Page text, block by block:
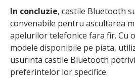
In concluzie, castile Bluetooth
convenabile pentru ascultarea
apelurilor telefonice fara fir. Cu
modele disponibile pe piata,
usurinta castile Bluetooth
preferintelor lor specifice.